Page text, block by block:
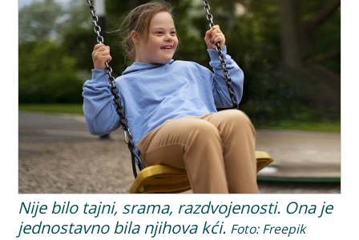
Nije bilo tajni, srama, razdvojenosti. Ona je
jednostavno bila njihova kći. Foto: Freepik